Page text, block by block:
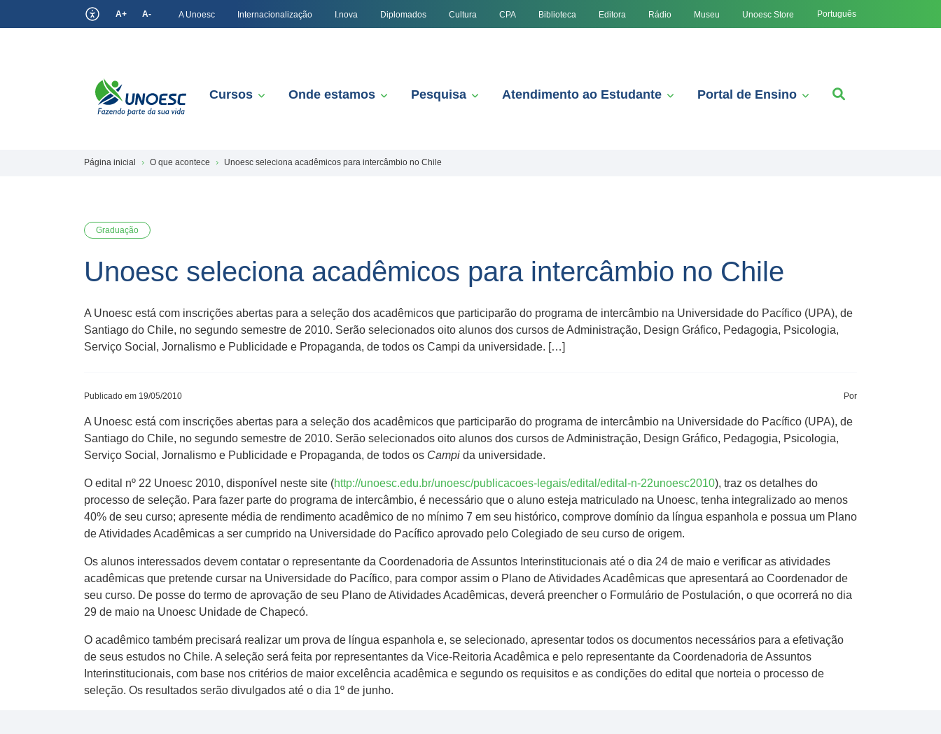
A+ A- A Unoesc Internacionalização I.nova Diplomados Cultura CPA Biblioteca Editora Rádio Museu Unoesc Store Português
Cursos Onde estamos Pesquisa Atendimento ao Estudante Portal de Ensino
Página inicial O que acontece Unoesc seleciona acadêmicos para intercâmbio no Chile
Graduação
Unoesc seleciona acadêmicos para intercâmbio no Chile
A Unoesc está com inscrições abertas para a seleção dos acadêmicos que participarão do programa de intercâmbio na Universidade do Pacífico (UPA), de
Santiago do Chile, no segundo semestre de 2010. Serão selecionados oito alunos dos cursos de Administração, Design Gráfico, Pedagogia, Psicologia,
Serviço Social, Jornalismo e Publicidade e Propaganda, de todos os Campi da universidade. […]
Publicado em 19/05/2010 Por
A Unoesc está com inscrições abertas para a seleção dos acadêmicos que participarão do programa de intercâmbio na Universidade do Pacífico (UPA), de
Santiago do Chile, no segundo semestre de 2010. Serão selecionados oito alunos dos cursos de Administração, Design Gráfico, Pedagogia, Psicologia,
Serviço Social, Jornalismo e Publicidade e Propaganda, de todos os Campi da universidade.
O edital nº 22 Unoesc 2010, disponível neste site (http://unoesc.edu.br/unoesc/publicacoes-legais/edital/edital-n-22unoesc2010), traz os detalhes do
processo de seleção. Para fazer parte do programa de intercâmbio, é necessário que o aluno esteja matriculado na Unoesc, tenha integralizado ao menos
40% de seu curso; apresente média de rendimento acadêmico de no mínimo 7 em seu histórico, comprove domínio da língua espanhola e possua um Plano
de Atividades Acadêmicas a ser cumprido na Universidade do Pacífico aprovado pelo Colegiado de seu curso de origem.
Os alunos interessados devem contatar o representante da Coordenadoria de Assuntos Interinstitucionais até o dia 24 de maio e verificar as atividades
acadêmicas que pretende cursar na Universidade do Pacífico, para compor assim o Plano de Atividades Acadêmicas que apresentará ao Coordenador de
seu curso. De posse do termo de aprovação de seu Plano de Atividades Acadêmicas, deverá preencher o Formulário de Postulación, o que ocorrerá no dia
29 de maio na Unoesc Unidade de Chapecó.
O acadêmico também precisará realizar um prova de língua espanhola e, se selecionado, apresentar todos os documentos necessários para a efetivação
de seus estudos no Chile. A seleção será feita por representantes da Vice-Reitoria Acadêmica e pelo representante da Coordenadoria de Assuntos
Interinstitucionais, com base nos critérios de maior excelência acadêmica e segundo os requisitos e as condições do edital que norteia o processo de
seleção. Os resultados serão divulgados até o dia 1º de junho.